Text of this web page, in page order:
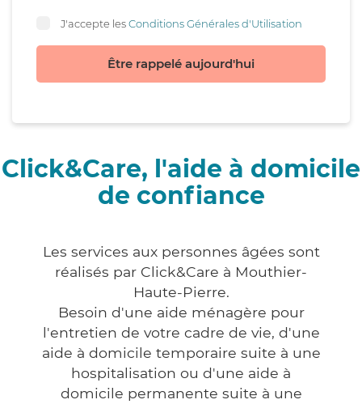
J'accepte lesConditions Générales d'Utilisation
Être rappelé aujourd'hui
Click&Care, l'aide à domicile
de confiance
Les services aux personnes âgées sont
réalisés par Click&Care à Mouthier-
Haute-Pierre.
Besoin d'une aide ménagère pour
l'entretien de votre cadre de vie, d'une
aide à domicile temporaire suite à une
hospitalisation ou d'une aide à
domicile permanente suite à une